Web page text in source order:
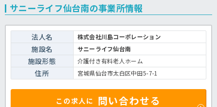
サニーライフ仙台南の事業所情報
法人名 株式会社川島コーポレーション
施設名 サニーライフ仙台南
施設形態 介護付き有料老人ホーム
住所 宮城県仙台市太白区中田5-7-1
この求人に 問い合わせる